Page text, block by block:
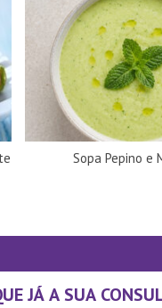
Sopa Pepino e
JÁ A SUA